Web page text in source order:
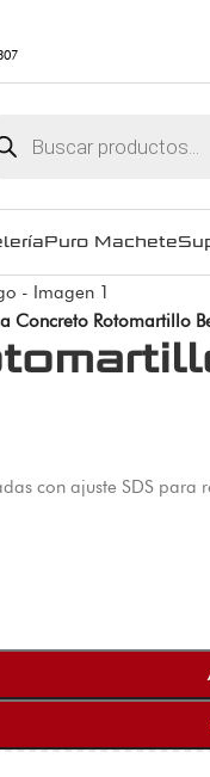
Puro Machete
Concreto Rotomartillo
con ajuste SDS